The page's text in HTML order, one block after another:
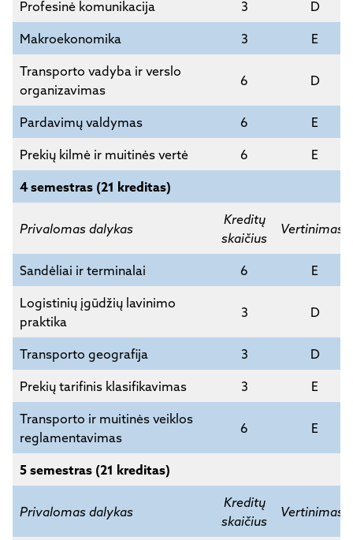
Profesinė komunikacija 3 D
Makroekonomika 3 E
Transporto vadyba ir verslo
organizavimas
6 D
Pardavimų valdymas 6 E
Prekių kilmė ir muitinės vertė 6 E
4 semestras (21 kreditas)
Privalomas dalykas
Kreditų
skaičius
Vertinimas*
Sandėliai ir terminalai 6 E
Logistinių įgūdžių lavinimo
praktika
3 D
Transporto geografija 3 D
Prekių tarifinis klasifikavimas 3 E
Transporto ir muitinės veiklos
reglamentavimas
6 E
5 semestras (21 kreditas)
Privalomas dalykas
Kreditų
skaičius
Vertinimas*